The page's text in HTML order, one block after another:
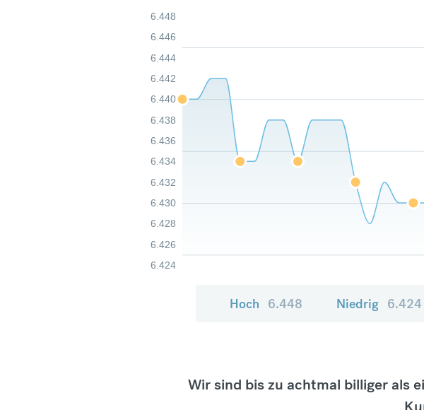
6.424
6.426
6.428
6.430
6.432
6.434
6.436
6.438
6.440
6.442
6.444
6.446
6.448
Hoch 6.448 Niedrig 6.424
Wir sind bis zu achtmal billiger als